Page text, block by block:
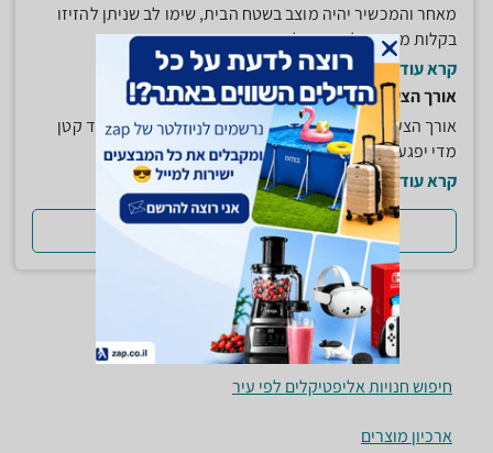
מאחר והמכשיר יהיה מוצב בשטח הבית, שימו לב שניתן להזיזו
בקלות ממקום למקום על מנת...
קרא עוד
אורך הצעד
אורך הצעד שהאליפטיקל מספק חשוב מאוד לאימון. צעד קטן
מדי יפגע באימון ויגרום...
קרא עוד
למדריך המלא
חיפוש חנויות אליפטיקלים לפי עיר
ארכיון מוצרים